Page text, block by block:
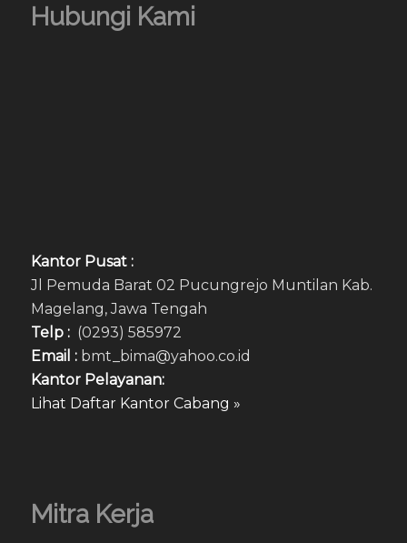
Hubungi Kami
Kantor Pusat :
Jl Pemuda Barat 02 Pucungrejo Muntilan Kab.
Magelang, Jawa Tengah
Telp : (0293) 585972
Email : bmt_bima@yahoo.co.id
Kantor Pelayanan:
Lihat Daftar Kantor Cabang »
Mitra Kerja